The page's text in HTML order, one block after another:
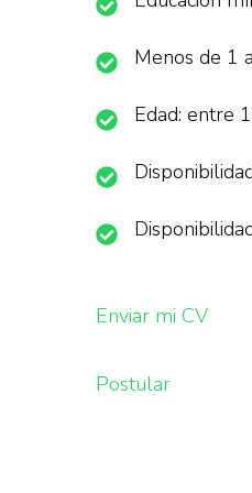
Menos de 1
Edad: entre
Enviar mi CV
Postular